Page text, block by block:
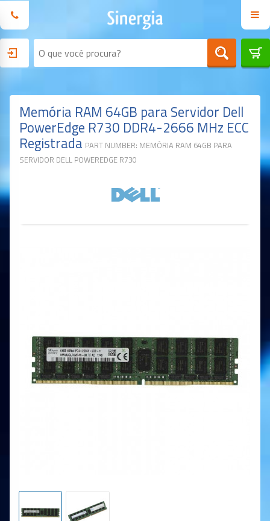
Memória RAM 64GB para Servidor Dell
PowerEdge R730 DDR4-2666 MHz ECC
Registrada PART NUMBER: MEMÓRIA RAM 64GB PARA
SERVIDOR DELL POWEREDGE R730